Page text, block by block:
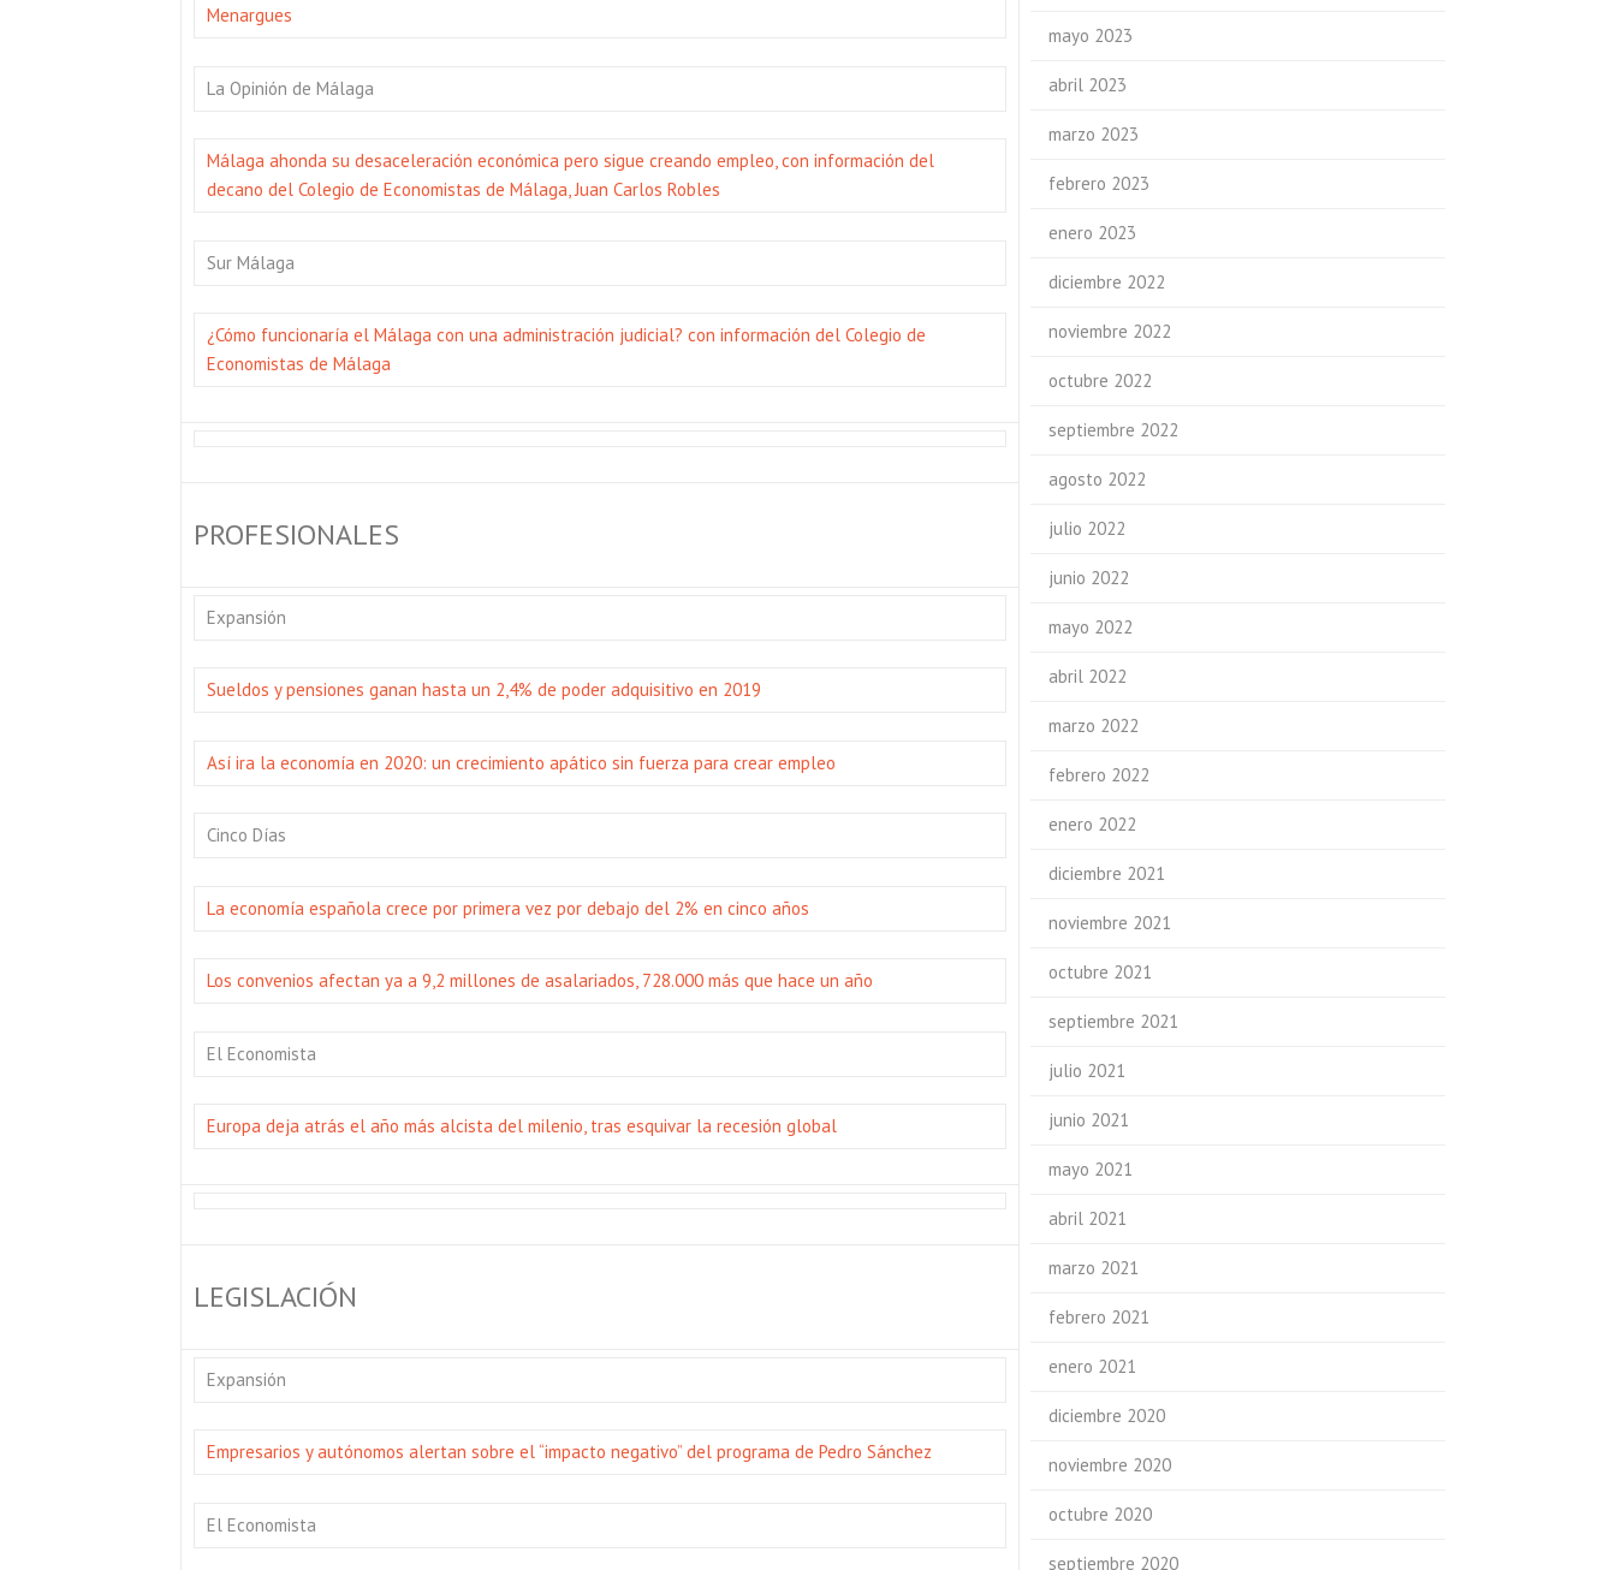
Menargues
La Opinión de Málaga
Málaga ahonda su desaceleración económica pero sigue creando empleo, con información del
decano del Colegio de Economistas de Málaga, Juan Carlos Robles
Sur Málaga
¿Cómo funcionaría el Málaga con una administración judicial? con información del Colegio de
Economistas de Málaga
PROFESIONALES
Expansión
Sueldos y pensiones ganan hasta un 2,4% de poder adquisitivo en 2019
Así ira la economía en 2020: un crecimiento apático sin fuerza para crear empleo
Cinco Días
La economía española crece por primera vez por debajo del 2% en cinco años
Los convenios afectan ya a 9,2 millones de asalariados, 728.000 más que hace un año
El Economista
Europa deja atrás el año más alcista del milenio, tras esquivar la recesión global
LEGISLACIÓN
Expansión
Empresarios y autónomos alertan sobre el “impacto negativo” del programa de Pedro Sánchez
El Economista
mayo 2023
abril 2023
marzo 2023
febrero 2023
enero 2023
diciembre 2022
noviembre 2022
octubre 2022
septiembre 2022
agosto 2022
julio 2022
junio 2022
mayo 2022
abril 2022
marzo 2022
febrero 2022
enero 2022
diciembre 2021
noviembre 2021
octubre 2021
septiembre 2021
julio 2021
junio 2021
mayo 2021
abril 2021
marzo 2021
febrero 2021
enero 2021
diciembre 2020
noviembre 2020
octubre 2020
septiembre 2020